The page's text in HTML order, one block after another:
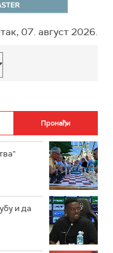
07. август 2026.
и да